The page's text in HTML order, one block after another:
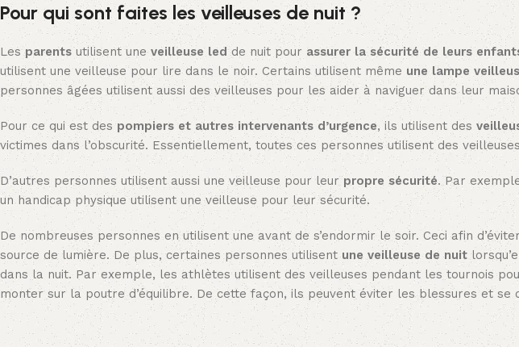
Pour qui sont faites les veilleuses de nuit ?
Lesparents utilisent uneveilleuse ledde nuit pour assurer la sécurité de leurs
utilisent une veilleuse pour lire dans le noir. Certains utilisent même une lampe
personnes âgées utilisent aussi des veilleuses pour les aider à naviguer dans leur
Pour ce qui est despompiers et autres intervenants d’urgence, ils utilisent des
victimes dans l’obscurité. Essentiellement, toutes ces personnes utilisent des
D’autres personnes utilisent aussi une veilleuse pour leurpropre sécurité. Par
un handicap physique utilisent une veilleuse pour leur sécurité.
De nombreuses personnes en utilisent une avant de s’endormir le soir. Ceci afin
source de lumière. De plus, certaines personnes utilisentune veilleuse de nuit
dans la nuit. Par exemple, les athlètes utilisent des veilleuses pendant les tournois
monter sur la poutre d’équilibre. De cette façon, ils peuvent éviter les blessures et